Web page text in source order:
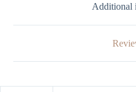
Additional